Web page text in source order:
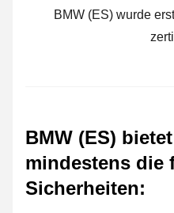
BMW (ES) wurde
BMW (ES)
mindestens die
Sicherheiten: